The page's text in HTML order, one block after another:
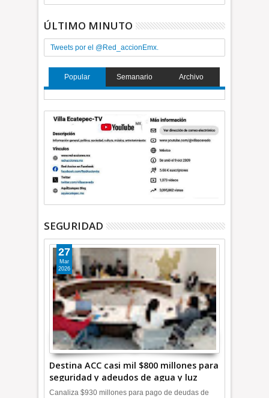
ÚLTIMO MINUTO
Tweets por el @Red_accionEmx.
Popular Semanario Archivo
SEGURIDAD
Destina ACC casi mil $800 millones para
seguridad y adeudos de agua y luz
+Video
27
Mar
2026
Canaliza $930 millones para pago de deudas de